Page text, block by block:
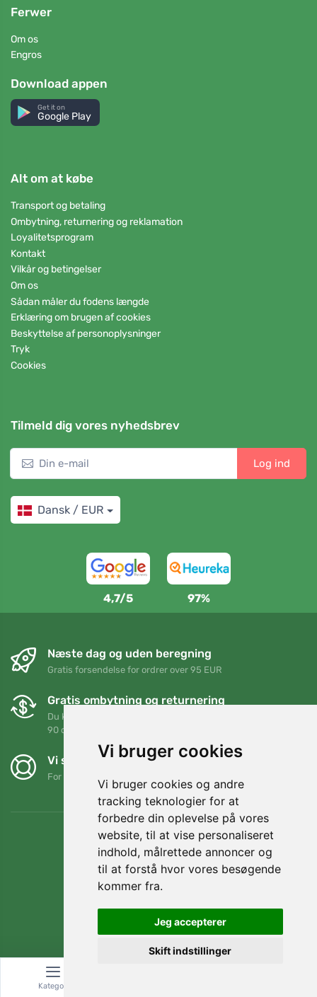
Vi bruger cookies
Vi bruger cookies og andre
tracking teknologier for at
forbedre din oplevelse på vores
website, til at vise personaliseret
indhold, målrettede annoncer og
til at forstå hvor vores besøgende
kommer fra.
Jeg accepterer
Skift indstillinger
Ferwer
Om os
Engros
Download appen
Get it on
Google Play
Alt om at købe
Transport og betaling
Ombytning, returnering og reklamation
Loyalitetsprogram
Kontakt
Vilkår og betingelser
Om os
Sådan måler du fodens længde
Erklæring om brugen af cookies
Beskyttelse af personoplysninger
Tryk
Cookies
Tilmeld dig vores nyhedsbrev
Log ind
Dansk / EUR
4,7/5 97%
Næste dag og uden beregning
Gratis forsendelse for ordrer over 95 EUR
Gratis ombytning og returnering
Du kan returnere eller bytte din ordre når som helst inden for
90 dage
Vi støtter Trees.org
For hver ordre planter vi et træ! Læs mere
Kategori